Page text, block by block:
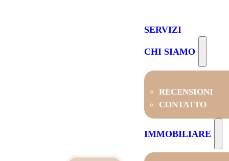
SERVIZI
CHI SIAMO
RECENSIONI
CONTATTO
IMMOBILIARE